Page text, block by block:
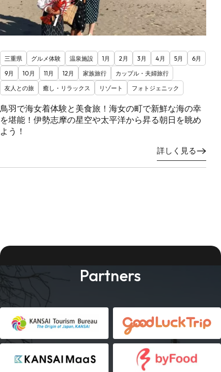
三重県 グルメ体験 温泉施設 1月 2月 3月 4月 5月
6月
9月
10月 11月 12月 家族旅行
カップル・夫婦旅行
友人との旅
癒し・リラックス リゾート フォトジェニック
鳥羽で海女着体験と美食旅！海女の町で新鮮な海の幸
を堪能！伊勢志摩の星空や太平洋から昇る朝日を眺め
よう！
詳しく見る
Partners